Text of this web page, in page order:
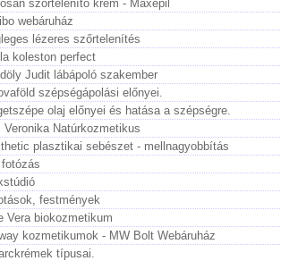
szőrtelenítő krém - Maxepil
webáruház
lézeres szőrtelenítés
koleston perfect
Judit lábápoló szakember
szépségápolási előnyei.
olaj előnyei és hatása a szépségre.
Veronika Natúrkozmetikus
plasztikai sebészet - mellnagyobbítás
festmények
Vera biokozmetikum
kozmetikumok - MW Bolt Webáruház
típusai.